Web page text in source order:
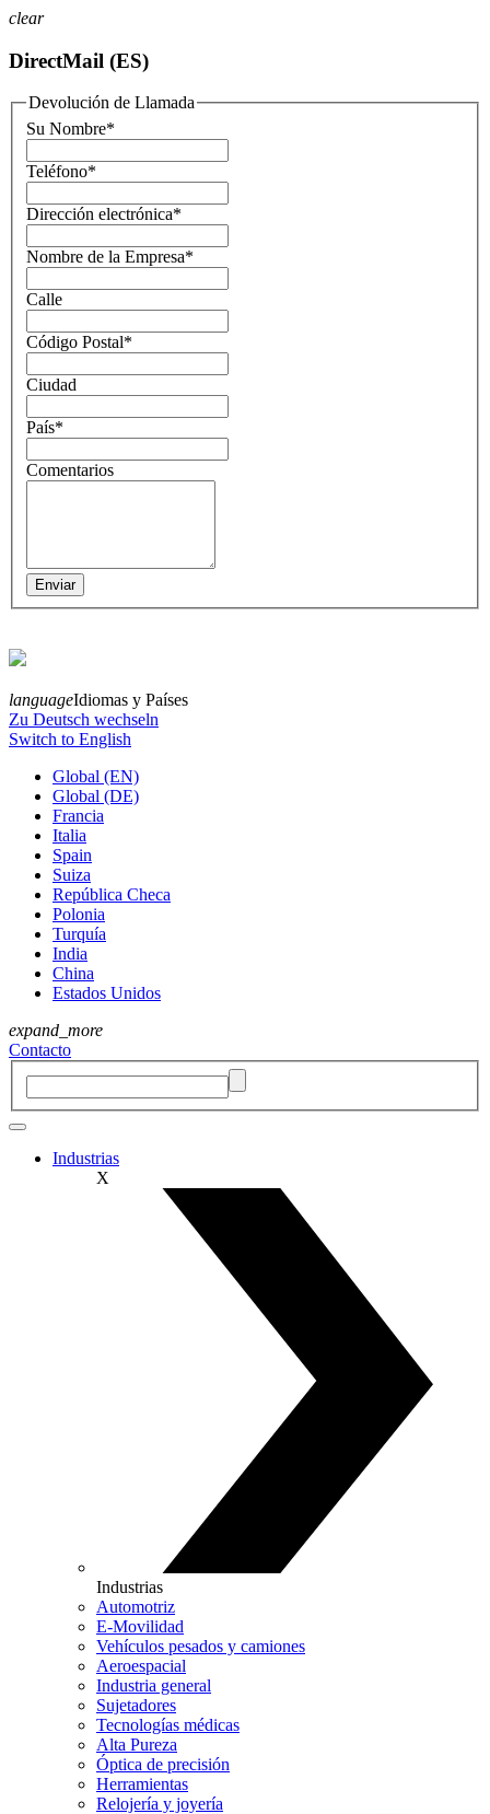
clear
DirectMail (ES)
Devolución de Llamada
Su Nombre*
Teléfono*
Dirección electrónica*
Nombre de la Empresa*
Calle
Código Postal*
Ciudad
País*
Comentarios
languageIdiomas y Países
Zu Deutsch wechseln
Switch to English
Global (EN)
Global (DE)
Francia
Italia
Spain
Suiza
República Checa
Polonia
Turquía
India
China
Estados Unidos
expand_more
Contacto
Industrias
X
Industrias
Automotriz
E-Movilidad
Vehículos pesados y camiones
Aeroespacial
Industria general
Sujetadores
Tecnologías médicas
Alta Pureza
Óptica de precisión
Herramientas
Relojería y joyería